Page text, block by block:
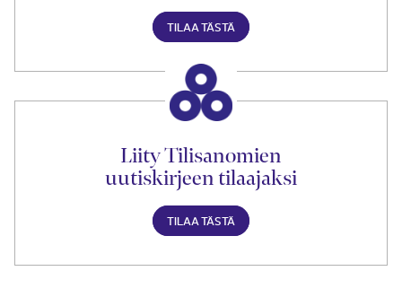
TILAA TÄSTÄ
Liity Tilisanomien
uutiskirjeen tilaajaksi
TILAA TÄSTÄ